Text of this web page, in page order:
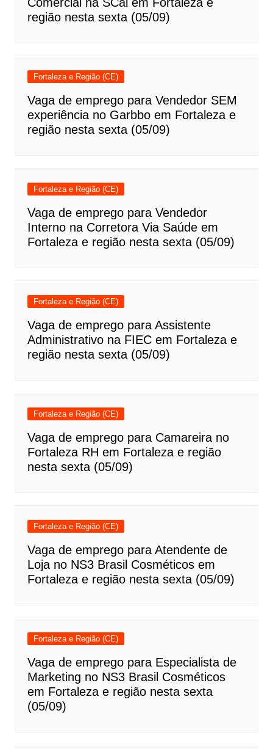
região nesta sexta (05/09)
Fortaleza e Região (CE)
Vaga de emprego para Vendedor SEM
experiência no Garbbo em Fortaleza e
região nesta sexta (05/09)
Fortaleza e Região (CE)
Vaga de emprego para Vendedor
Interno na Corretora Via Saúde em
Fortaleza e região nesta sexta (05/09)
Fortaleza e Região (CE)
Vaga de emprego para Assistente
Administrativo na FIEC em Fortaleza e
região nesta sexta (05/09)
Fortaleza e Região (CE)
Vaga de emprego para Camareira no
Fortaleza RH em Fortaleza e região
nesta sexta (05/09)
Fortaleza e Região (CE)
Vaga de emprego para Atendente de
Loja no NS3 Brasil Cosméticos em
Fortaleza e região nesta sexta (05/09)
Fortaleza e Região (CE)
Vaga de emprego para Especialista de
Marketing no NS3 Brasil Cosméticos
em Fortaleza e região nesta sexta
(05/09)